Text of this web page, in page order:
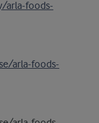
arla-foods-
arla-foods-